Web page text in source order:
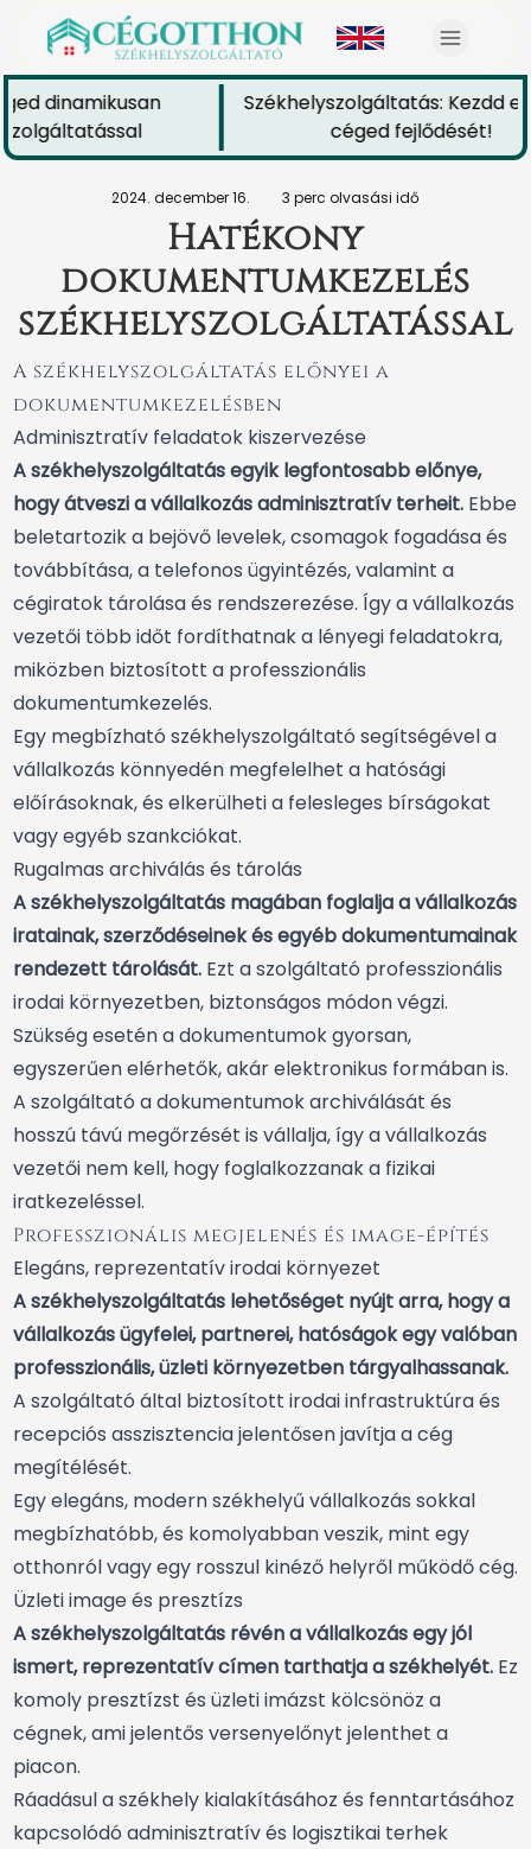
dinamikusan
Székhelyszolgáltatás: Kezdd el
céged fejlődését!
2024. december 16. 3 perc olvasási idő
Hatékony
dokumentumkezelés
székhelyszolgáltatással
A székhelyszolgáltatás előnyei a
dokumentumkezelésben
Adminisztratív feladatok kiszervezése
A székhelyszolgáltatás egyik legfontosabb előnye,
hogy átveszi a vállalkozás adminisztratív terheit. Ebbe
beletartozik a bejövő levelek, csomagok fogadása és
továbbítása, a telefonos ügyintézés, valamint a
cégiratok tárolása és rendszerezése. Így a vállalkozás
vezetői több időt fordíthatnak a lényegi feladatokra,
miközben biztosított a professzionális
dokumentumkezelés.
Egy megbízható székhelyszolgáltató segítségével a
vállalkozás könnyedén megfelelhet a hatósági
előírásoknak, és elkerülheti a felesleges bírságokat
vagy egyéb szankciókat.
Rugalmas archiválás és tárolás
A székhelyszolgáltatás magában foglalja a vállalkozás
iratainak, szerződéseinek és egyéb dokumentumainak
rendezett tárolását. Ezt a szolgáltató professzionális
irodai környezetben, biztonságos módon végzi.
Szükség esetén a dokumentumok gyorsan,
egyszerűen elérhetők, akár elektronikus formában is.
A szolgáltató a dokumentumok archiválását és
hosszú távú megőrzését is vállalja, így a vállalkozás
vezetői nem kell, hogy foglalkozzanak a fizikai
iratkezeléssel.
Professzionális megjelenés és image-építés
Elegáns, reprezentatív irodai környezet
A székhelyszolgáltatás lehetőséget nyújt arra, hogy a
vállalkozás ügyfelei, partnerei, hatóságok egy valóban
professzionális, üzleti környezetben tárgyalhassanak.
A szolgáltató által biztosított irodai infrastruktúra és
recepciós asszisztencia jelentősen javítja a cég
megítélését.
Egy elegáns, modern székhelyű vállalkozás sokkal
megbízhatóbb, és komolyabban veszik, mint egy
otthonról vagy egy rosszul kinéző helyről működő cég.
Üzleti image és presztízs
A székhelyszolgáltatás révén a vállalkozás egy jól
ismert, reprezentatív címen tarthatja a székhelyét. Ez
komoly presztízst és üzleti imázst kölcsönöz a
cégnek, ami jelentős versenyelőnyt jelenthet a
piacon.
Ráadásul a székhely kialakításához és fenntartásához
kapcsolódó adminisztratív és logisztikai terhek